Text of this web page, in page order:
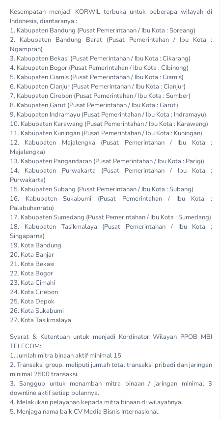
Kesempatan menjadi KORWIL terbuka untuk beberapa wilayah di
Indonesia, diantaranya :
1. Kabupaten Bandung (Pusat Pemerintahan / Ibu Kota : Soreang)
2. Kabupaten Bandung Barat (Pusat Pemerintahan / Ibu Kota :
Ngamprah)
3. Kabupaten Bekasi (Pusat Pemerintahan / Ibu Kota : Cikarang)
4. Kabupaten Bogor (Pusat Pemerintahan / Ibu Kota : Cibinong)
5. Kabupaten Ciamis (Pusat Pemerintahan / Ibu Kota : Ciamis)
6. Kabupaten Cianjur (Pusat Pemerintahan / Ibu Kota : Cianjur)
7. Kabupaten Cirebon (Pusat Pemerintahan / Ibu Kota : Sumber)
8. Kabupaten Garut (Pusat Pemerintahan / Ibu Kota : Garut)
9. Kabupaten Indramayu (Pusat Pemerintahan / Ibu Kota : Indramayu)
10. Kabupaten Karawang (Pusat Pemerintahan / Ibu Kota : Karawang)
11. Kabupaten Kuningan (Pusat Pemerintahan / Ibu Kota : Kuningan)
12. Kabupaten Majalengka (Pusat Pemerintahan / Ibu Kota :
Majalengka)
13. Kabupaten Pangandaran (Pusat Pemerintahan / Ibu Kota : Parigi)
14. Kabupaten Purwakarta (Pusat Pemerintahan / Ibu Kota :
Purwakarta)
15. Kabupaten Subang (Pusat Pemerintahan / Ibu Kota : Subang)
16. Kabupaten Sukabumi (Pusat Pemerintahan / Ibu Kota :
Palabuhanratu)
17. Kabupaten Sumedang (Pusat Pemerintahan / Ibu Kota : Sumedang)
18. Kabupaten Tasikmalaya (Pusat Pemerintahan / Ibu Kota :
Singaparna)
19. Kota Bandung
20. Kota Banjar
21. Kota Bekasi
22. Kota Bogor
23. Kota Cimahi
24. Kota Cirebon
25. Kota Depok
26. Kota Sukabumi
27. Kota Tasikmalaya
Syarat & Ketentuan untuk menjadi Kordinator Wilayah PPOB MBI
TELECOM:
1. Jumlah mitra binaan aktif minimal 15
2. Transaksi group, meliputi jumlah total transaksi pribadi dan jaringan
minimal 2500 transaksi.
3. Sanggup untuk menambah mitra binaan / jaringan minimal 3
downline aktif setiap bulannya.
4. Melakukan pelayanan kepada mitra binaan di wilayahnya.
5. Menjaga nama baik CV Media Bisnis Internasional.